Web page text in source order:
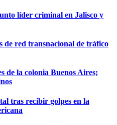
líder criminal en Jalisco y
de red transnacional de tráfico
de la colonia Buenos Aires;
tras recibir golpes en la